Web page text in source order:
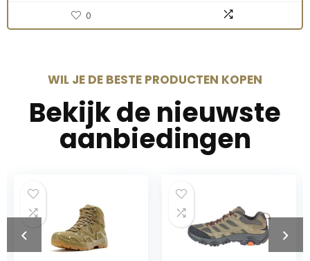
0
WIL JE DE BESTE PRODUCTEN KOPEN
Bekijk de nieuwste
aanbiedingen